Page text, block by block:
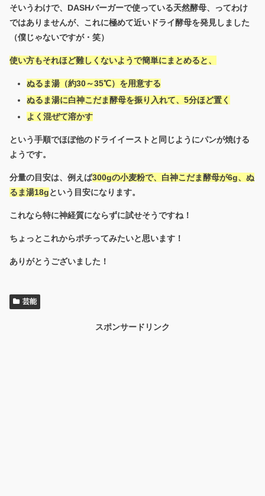
そいうわけで、DASHバーガーで使っている天然酵母、ってわけ
ではありませんが、これに極めて近いドライ酵母を発見しました
（僕じゃないですが・笑）
使い方もそれほど難しくないようで簡単にまとめると、
ぬるま湯（約30～35℃）を用意する
ぬるま湯に白神こだま酵母を振り入れて、5分ほど置く
よく混ぜて溶かす
という手順でほぼ他のドライイーストと同じようにパンが焼ける
ようです。
分量の目安は、例えば300gの小麦粉で、白神こだま酵母が6g、ぬ
るま湯18gという目安になります。
これなら特に神経質にならずに試せそうですね！
ちょっとこれからポチってみたいと思います！
ありがとうございました！
芸能
スポンサードリンク